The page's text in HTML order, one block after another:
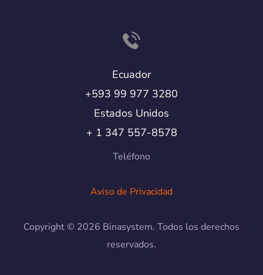
Ecuador
+593 99 977 3280
Estados Unidos
+ 1 347 557-8578
Teléfono
Aviso de Privacidad
Copyright © 2026 Binasystem. Todos los derechos
reservados.